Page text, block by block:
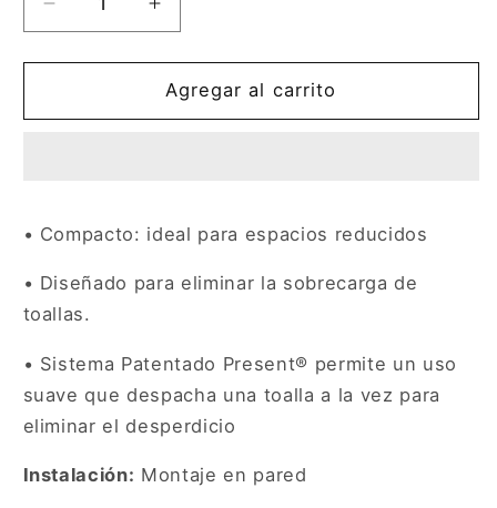
Reducir
cantidad
para
Despachador
para
Aumentar
cantidad
para
Despachador
para
Agregar al carrito
• Compacto: ideal para espacios reducidos
• Diseñado para eliminar la sobrecarga de
toallas.
• Sistema Patentado Present® permite un uso
suave que despacha una toalla a la vez para
eliminar el desperdicio
Instalación: Montaje en pared